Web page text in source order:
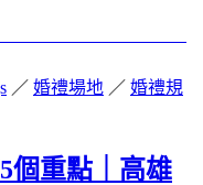
／ 婚禮場地 ／ 婚禮規
個重點｜高雄